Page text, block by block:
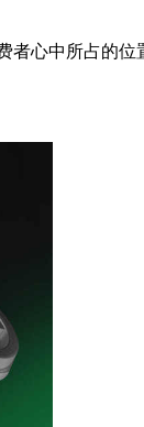
心中所占的